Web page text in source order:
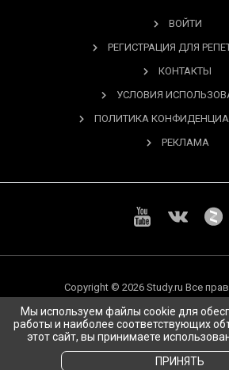
ВОЙТИ
РЕГИСТРАЦИЯ ДЛЯ
КОНТАКТЫ
УСЛОВИЯ
ПОЛИТИКА
РЕКЛАМА
Copyright © 2026 Study.ru Все
Мы используем файлы cookie для
работы и наиболее соответствующих
этот сайт, вы принимаете
ПРИНЯТЬ